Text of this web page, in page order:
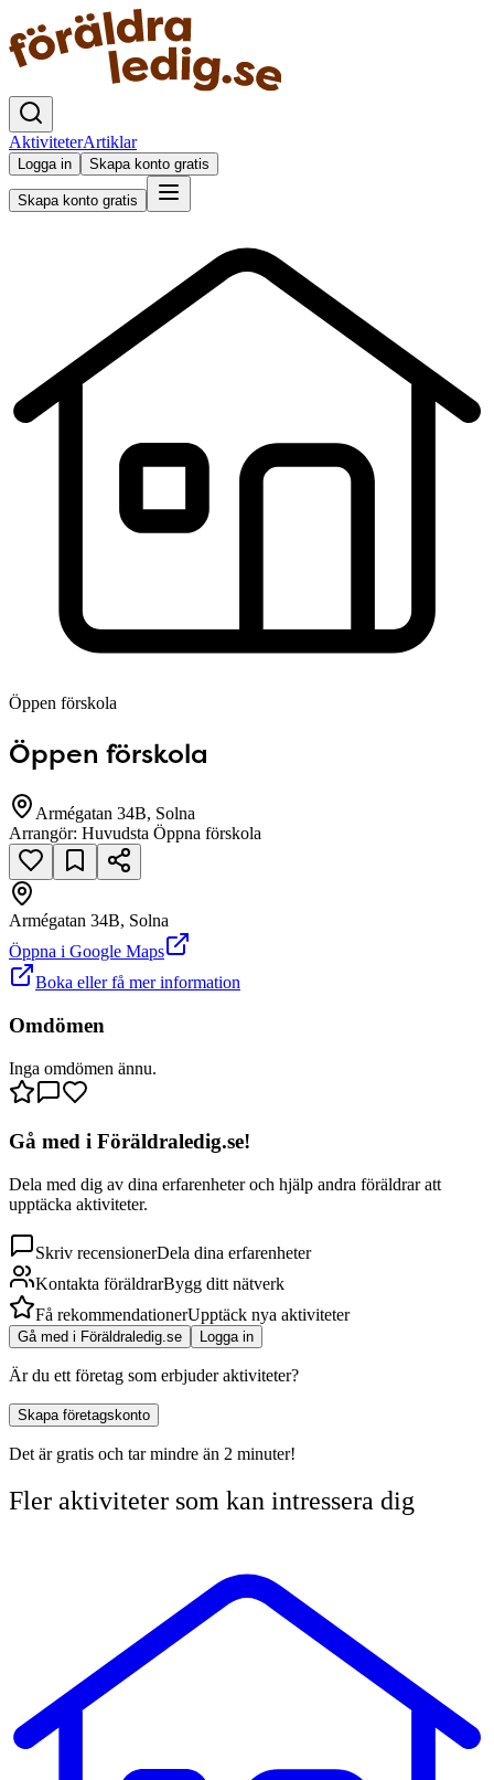
AktiviteterArtiklar
Logga in Skapa konto gratis
Skapa konto gratis
Öppen förskola
Öppen förskola
Armégatan 34B, Solna
Arrangör: Huvudsta Öppna förskola
Armégatan 34B
Armégatan 34B, Solna
Öppna i Google Maps
Boka eller få mer information
Omdömen
Inga omdömen ännu.
Gå med i Föräldraledig.se!
Dela med dig av dina erfarenheter och hjälp andra föräldrar att
upptäcka aktiviteter.
Skriv recensionerDela dina erfarenheter
Kontakta föräldrarBygg ditt nätverk
Få rekommendationerUpptäck nya aktiviteter
Gå med i Föräldraledig.se Logga in
Är du ett företag som erbjuder aktiviteter?
Skapa företagskonto
Det är gratis och tar mindre än 2 minuter!
Fler aktiviteter som kan intressera dig